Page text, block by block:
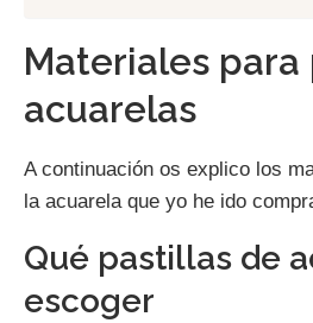
Materiales para
acuarelas
A continuación os explico los
la acuarela que yo he ido
Qué pastillas de
escoger